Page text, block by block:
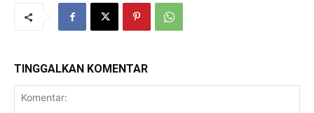
TINGGALKAN KOMENTAR